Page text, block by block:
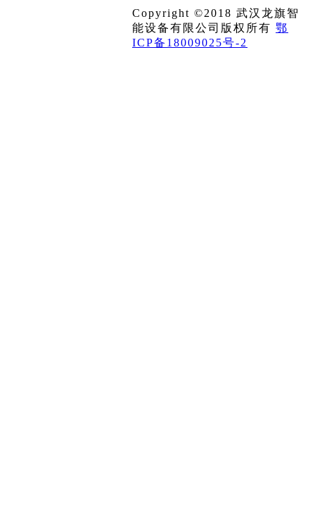
Copyright ©2018 武汉龙旗智
能设备有限公司版权所有 鄂
ICP备18009025号-2